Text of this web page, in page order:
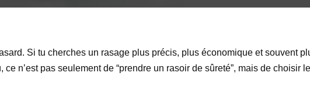
Si tu cherches un rasage plus précis, plus économique et souvent
n’est pas seulement de “prendre un rasoir de sûreté”, mais de choisir